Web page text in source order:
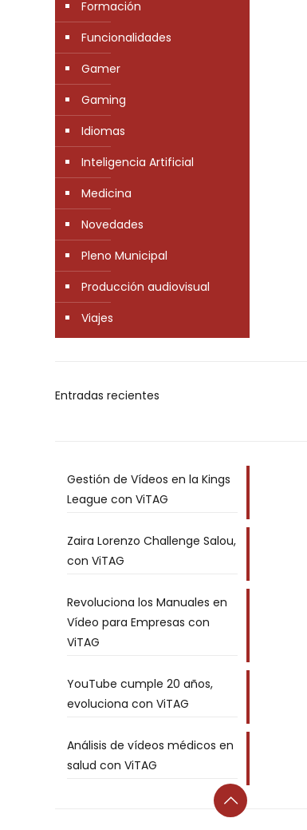
Formación
Funcionalidades
Gamer
Gaming
Idiomas
Inteligencia Artificial
Medicina
Novedades
Pleno Municipal
Producción audiovisual
Viajes
Entradas recientes
Gestión de Vídeos en la Kings
League con ViTAG
Zaira Lorenzo Challenge Salou,
con ViTAG
Revoluciona los Manuales en
Vídeo para Empresas con
ViTAG
YouTube cumple 20 años,
evoluciona con ViTAG
Análisis de vídeos médicos en
salud con ViTAG